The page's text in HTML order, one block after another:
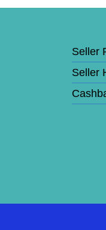
Seller
Seller